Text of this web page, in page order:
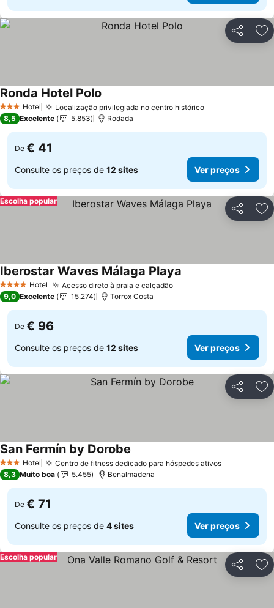
Partilhar
3 EstrelasHotel Localização privilegiada no centro históricoVer preços
Ronda Hotel Polo
8,5 Excelente 5.853 Rodada
De € 41
Consulte os preços de 12 sites Ver preços
Partilhar
Escolha popular
4 EstrelasHotel Acesso direto à praia e calçadãoVer preços
Iberostar Waves Málaga Playa
9,0 Excelente 15.274 Torrox Costa
De € 96
Consulte os preços de 12 sites Ver preços
Partilhar
3 EstrelasHotel Centro de fitness dedicado para hóspedes ativosVer preços
San Fermín by Dorobe
8,3 Muito boa 5.455 Benalmadena
De € 71
Consulte os preços de 4 sites Ver preços
Partilhar
Escolha popular